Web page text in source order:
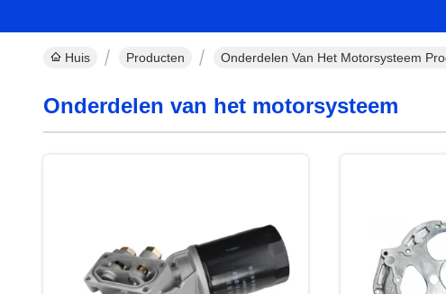
Huis Producten Onderdelen Van Het Motorsysteem
Onderdelen van het motorsysteem